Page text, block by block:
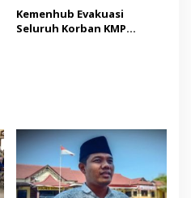
Madura
Kemenhub Evakuasi
Seluruh Korban KMP